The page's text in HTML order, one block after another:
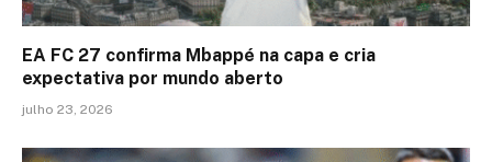
EA FC 27 confirma Mbappé na capa e cria
expectativa por mundo aberto
julho 23, 2026